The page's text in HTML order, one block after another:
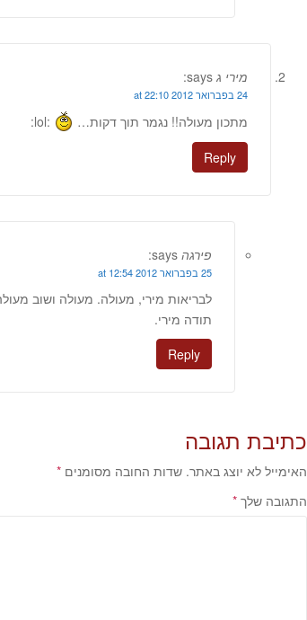
מירי ג says:
24 בפברואר 2012 at 22:10
מתכון מעולה!! נגמר תוך דקות…
:lol:
Reply
פירגה says:
25 בפברואר 2012 at 12:54
לבריאות מירי, מעולה. מעולה ושוב
תודה מירי.
Reply
כתיבת תגובה
האימייל לא יוצג באתר. שדות החובה מסומנים *
התגובה שלך *